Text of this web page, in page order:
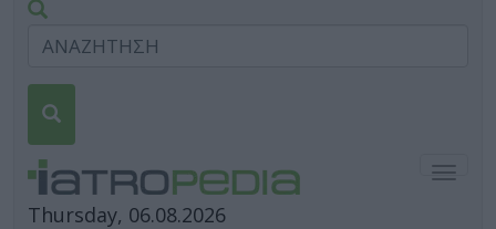
Thursday, 06.08.2026